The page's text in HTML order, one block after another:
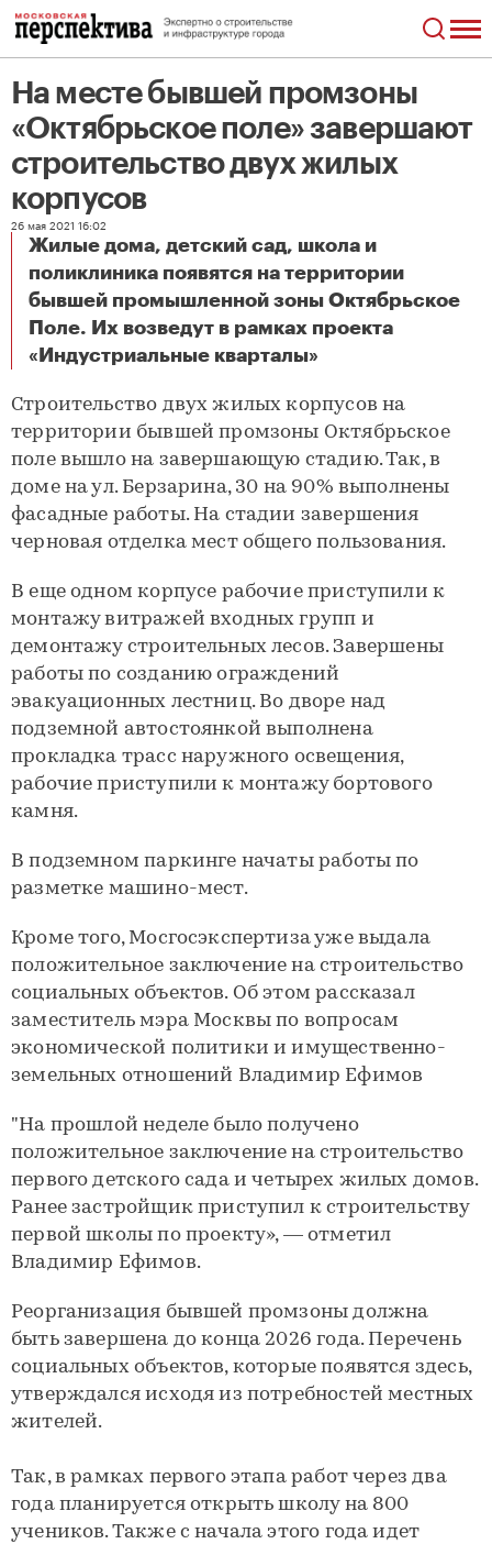
На месте бывшей промзоны
«Октябрьское поле» завершают
строительство двух жилых
корпусов
26 мая 2021 16:02
Жилые дома, детский сад, школа и
поликлиника появятся на территории
бывшей промышленной зоны Октябрьское
Поле. Их возведут в рамках проекта
«Индустриальные кварталы»
Строительство двух жилых корпусов на
территории бывшей промзоны Октябрьское
поле вышло на завершающую стадию. Так, в
доме на ул. Берзарина, 30 на 90% выполнены
фасадные работы. На стадии завершения
черновая отделка мест общего пользования.
В еще одном корпусе рабочие приступили к
монтажу витражей входных групп и
демонтажу строительных лесов. Завершены
работы по созданию ограждений
эвакуационных лестниц. Во дворе над
подземной автостоянкой выполнена
прокладка трасс наружного освещения,
рабочие приступили к монтажу бортового
камня.
В подземном паркинге начаты работы по
разметке машино-мест.
Кроме того, Мосгосэкспертиза уже выдала
положительное заключение на строительство
социальных объектов. Об этом рассказал
заместитель мэра Москвы по вопросам
экономической политики и имущественно-
земельных отношений Владимир Ефимов
"На прошлой неделе было получено
положительное заключение на строительство
первого детского сада и четырех жилых домов.
Ранее застройщик приступил к строительству
первой школы по проекту», — отметил
Владимир Ефимов.
Реорганизация бывшей промзоны должна
быть завершена до конца 2026 года. Перечень
социальных объектов, которые появятся здесь,
утверждался исходя из потребностей местных
жителей.
Так, в рамках первого этапа работ через два
года планируется открыть школу на 800
учеников. Также с начала этого года идет